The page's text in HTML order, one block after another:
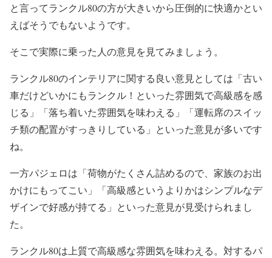
と言ってランクル80の方が大きいから圧倒的に快適かとい
えばそうでもないようです。
そこで実際に乗った人の意見を見てみましょう。
ランクル80のインテリアに関する良い意見としては「古い
車だけどいかにもランクル！といった雰囲気で高級感を感
じる」「落ち着いた雰囲気を味わえる」「運転席のスイッ
チ類の配置がすっきりしている」といった意見が多いです
ね。
一方パジェロは「荷物がたくさん詰めるので、家族のお出
かけにもってこい」「高級感というよりかはシンプルなデ
ザインで好感が持てる」といった意見が見受けられまし
た。
ランクル80は上質で高級感な雰囲気を味わえる。対するパ